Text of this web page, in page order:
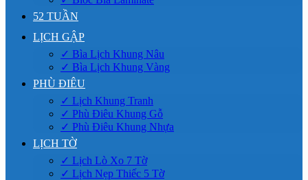
52 TUẦN
LỊCH GẬP
✓ Bìa Lịch Khung Nâu
✓ Bìa Lịch Khung Vàng
PHÙ ĐIÊU
✓ Lịch Khung Tranh
✓ Phù Điêu Khung Gỗ
✓ Phù Điêu Khung Nhựa
LỊCH TỜ
✓ Lịch Lò Xo 7 Tờ
✓ Lịch Nẹp Thiếc 5 Tờ